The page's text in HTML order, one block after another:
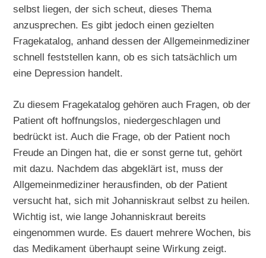
selbst liegen, der sich scheut, dieses Thema
anzusprechen. Es gibt jedoch einen gezielten
Fragekatalog, anhand dessen der Allgemeinmediziner
schnell feststellen kann, ob es sich tatsächlich um
eine Depression handelt.
Zu diesem Fragekatalog gehören auch Fragen, ob der
Patient oft hoffnungslos, niedergeschlagen und
bedrückt ist. Auch die Frage, ob der Patient noch
Freude an Dingen hat, die er sonst gerne tut, gehört
mit dazu. Nachdem das abgeklärt ist, muss der
Allgemeinmediziner herausfinden, ob der Patient
versucht hat, sich mit Johanniskraut selbst zu heilen.
Wichtig ist, wie lange Johanniskraut bereits
eingenommen wurde. Es dauert mehrere Wochen, bis
das Medikament überhaupt seine Wirkung zeigt.